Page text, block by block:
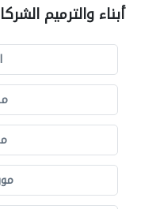
أبناء والترميم